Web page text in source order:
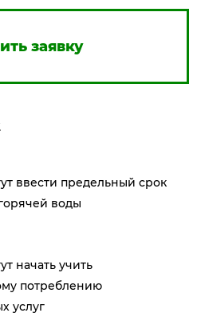
заявку
ввести предельный срок
воды
начать учить
потреблению
услуг